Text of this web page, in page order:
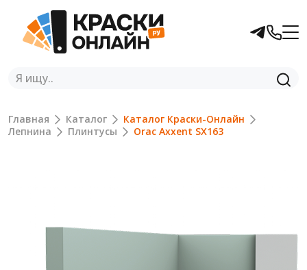
Главная Каталог
Каталог Краски-Онлайн
Лепнина
Плинтусы Orac Axxent SX163